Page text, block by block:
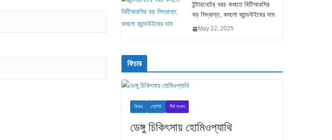
ইন্টারনেটের খরচ কমাতে বিটিআরসির
বড় সিদ্ধান্ত, কমলো ব্যান্ডউইথের দাম
May 22, 2025
ফিচার
ফিচার লেটেস্ট শীর্ষ সংবাদ
ডেঙ্গু চিকিৎসায় হোমিওপ্যাথি